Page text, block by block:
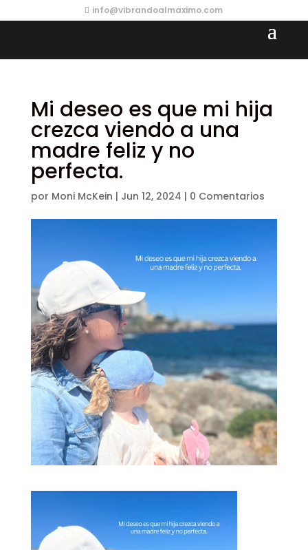
info@vibrandoalmaximo.com
Mi deseo es que mi hija
crezca viendo a una
madre feliz y no
perfecta.
por Moni McKein | Jun 12, 2024 | 0 Comentarios